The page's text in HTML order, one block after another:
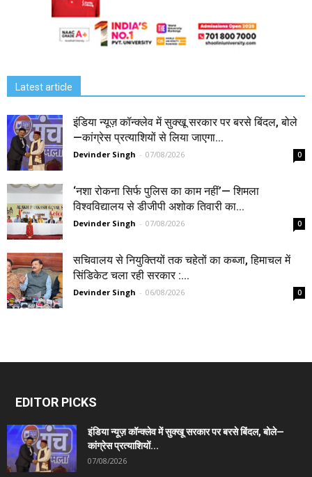
Latest article
इंडिया न्यूज़ कॉन्क्लेव में सुक्खू सरकार पर बरसे बिंदल, बोले
—कांग्रेस प्रत्याशियों से लिया जाएगा...
Devinder Singh - 07/08/2026 0
‘नशा रोकना सिर्फ पुलिस का काम नहीं’— शिमला
विश्वविद्यालय से डीजीपी अशोक तिवारी का...
Devinder Singh - 07/08/2026 0
सचिवालय से नियुक्तियों तक चहेतों का कब्जा, हिमाचल में
सिंडिकेट चला रही सरकार :...
Devinder Singh - 06/08/2026 0
EDITOR PICKS
इंडिया न्यूज़ कॉन्क्लेव में सुक्खू सरकार पर बरसे बिंदल, बोले—
कांग्रेस प्रत्याशियों...
07/08/2026